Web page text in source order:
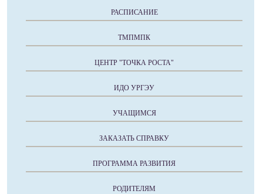
РАСПИСАНИЕ
ТМПМПК
ЦЕНТР "ТОЧКА РОСТА"
ИДО УРГЭУ
УЧАЩИМСЯ
ЗАКАЗАТЬ СПРАВКУ
ПРОГРАММА РАЗВИТИЯ
РОДИТЕЛЯМ